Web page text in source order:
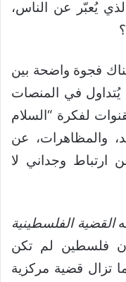
يُعبّر عن الناس،
فجوة واضحة بين
يُتداول في المنصات
لفكرة “السلام
والمظاهرات، عن
وجداني لا
القضية الفلسطينية
فلسطين لم تكن
تزال قضية مركزية